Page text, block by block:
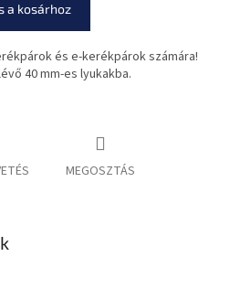
a kosárhoz
és e-kerékpárok számára!
40 mm-es lyukakba.
MEGOSZTÁS